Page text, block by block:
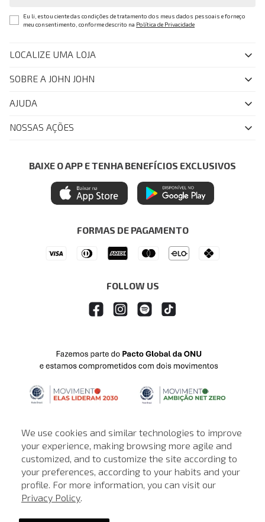
We use cookies and similar technologies to improve
your experience, making browsing more agile and
customized, and to customize the site according to
your preferences, according to your habits and your
profile. For more information, you can visit our
Privacy Policy.
Eu li, estou ciente das condições de tratamento dos meus dados pessoais e forneço
meu consentimento, conforme descrito na Política de Privacidade
LOCALIZE UMA LOJA
SOBRE A JOHN JOHN
Quem Somos
John John Club
Painel de Privacidade
Central de Preferências
Ética e Sustentabilidade
AJUDA
FAQ
Regulamentos
Seja um Revendedor
NOSSAS AÇÕES
Azul Fidelidade
Mastercard
Itau Personnalite
BAIXE O APP E TENHA BENEFÍCIOS EXCLUSIVOS
FORMAS DE PAGAMENTO
FOLLOW US
© © Copyright 2000-2026 - Todos os direitos reservados. A Loja de
John John reserva-se no direito de corrigir ou alterar informações